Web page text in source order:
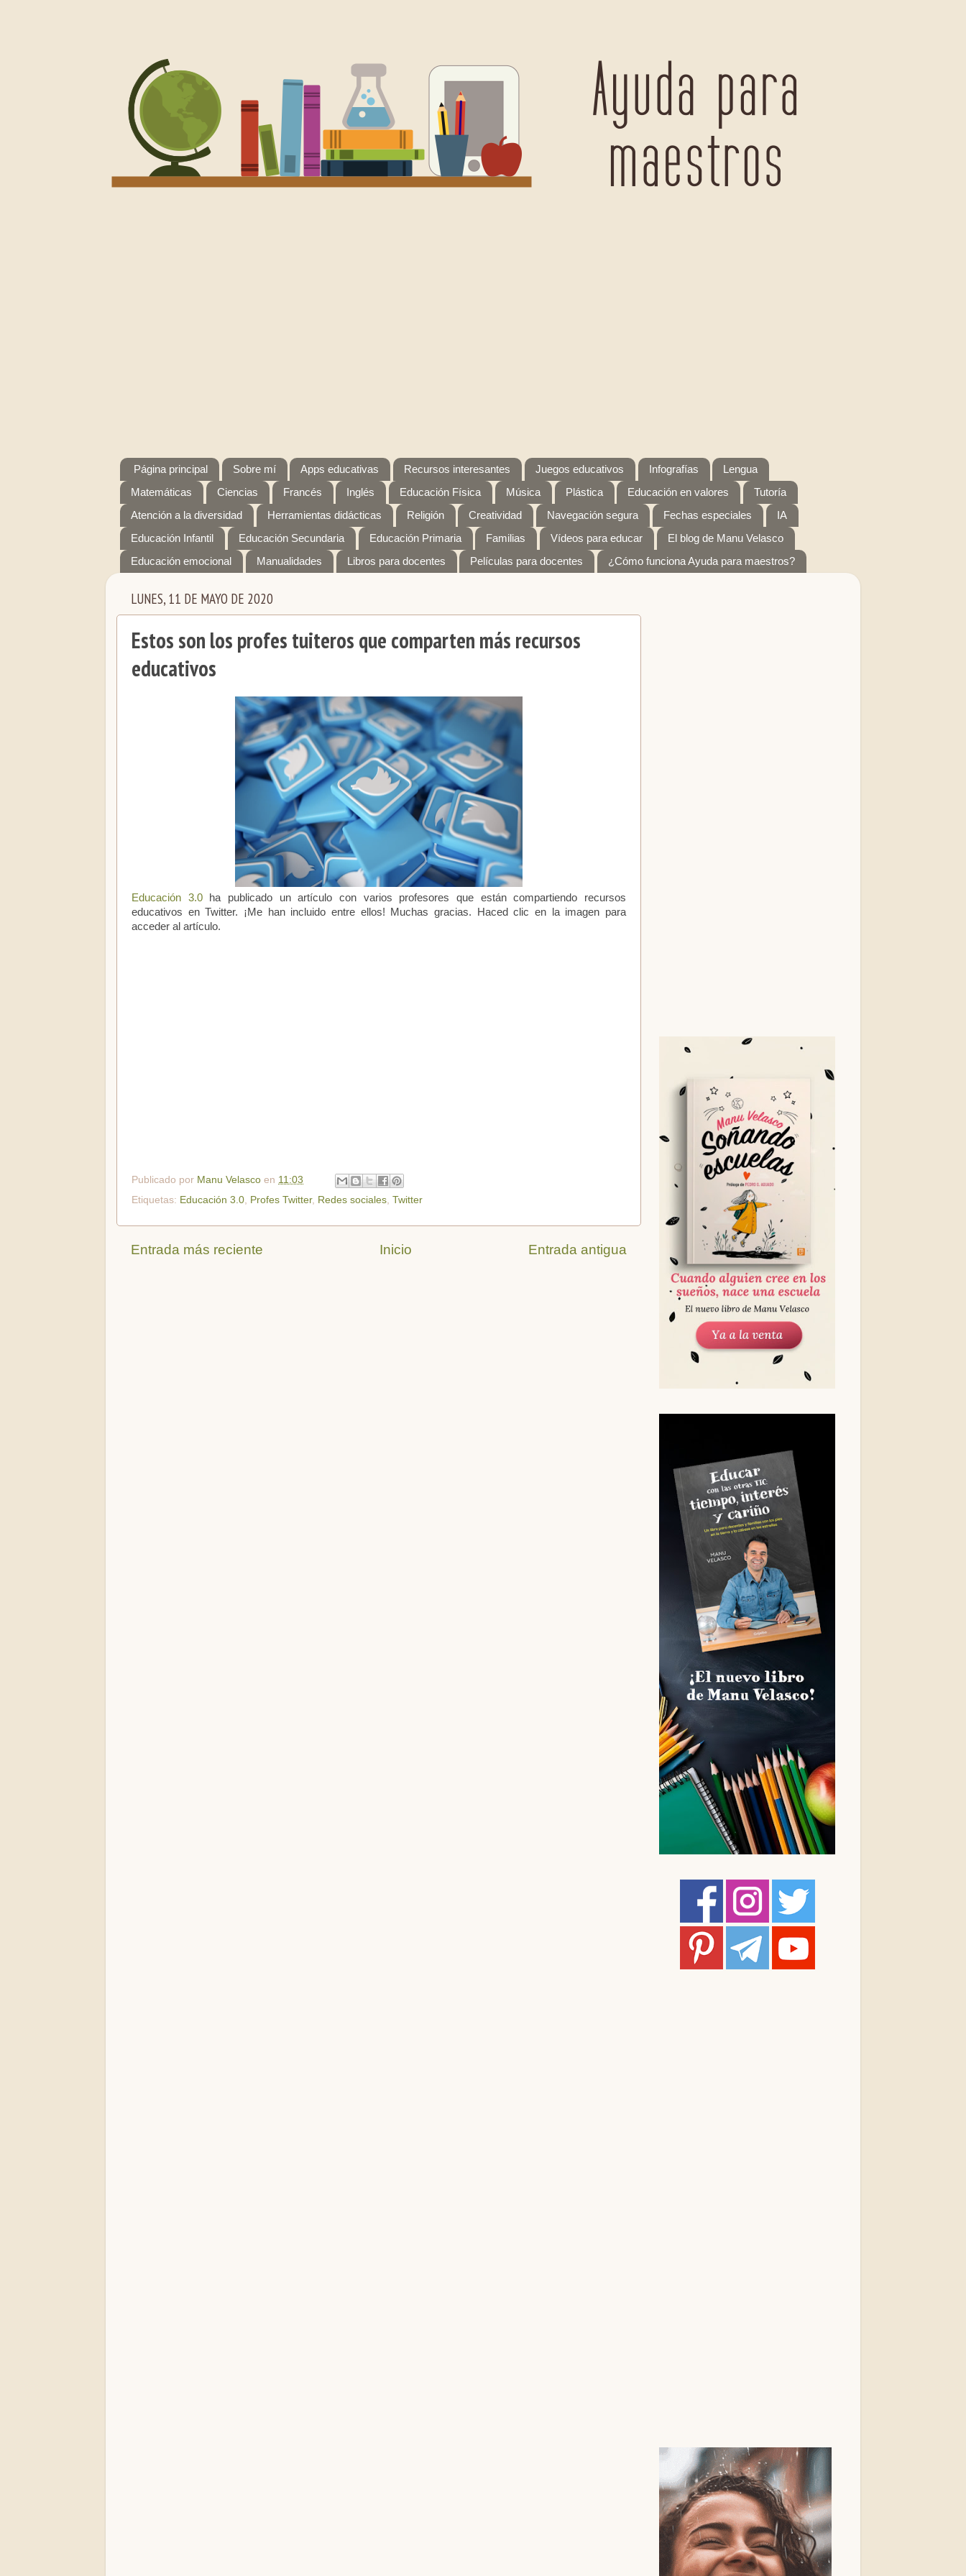
Página principal Sobre mí Apps educativas Recursos interesantes Juegos educativos Infografías
Lengua
Matemáticas
Ciencias Francés Inglés Educación Física Música Plástica Educación en valores
Tutoría
Atención a la diversidad
Herramientas didácticas Religión Creatividad Navegación segura Fechas especiales
IA
Educación Infantil
Educación Secundaria Educación Primaria Familias Vídeos para educar
El blog de Manu Velasco
Educación emocional
Manualidades Libros para docentes Películas para docentes ¿Cómo funciona Ayuda para maestros?
LUNES, 11 DE MAYO DE 2020
Estos son los profes tuiteros que comparten más recursos
educativos
Educación 3.0ha publicado un artículo con varios profesores que están compartiendo recursos
educativos en Twitter. ¡Me han incluido entre ellos! Muchas gracias. Haced clic en la imagen para
acceder al artículo.
Publicado por Manu Velasco en 11:03
Etiquetas: Educación 3.0 Profes Twitter, Redes sociales Twitter
Entrada más reciente Entrada antigua
Inicio